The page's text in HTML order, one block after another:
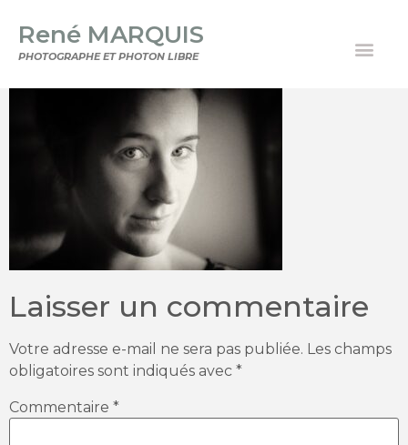
René MARQUIS
PHOTOGRAPHE ET PHOTON LIBRE
Laisser un commentaire
Votre adresse e-mail ne sera pas publiée. Les champs
obligatoires sont indiqués avec *
Commentaire *